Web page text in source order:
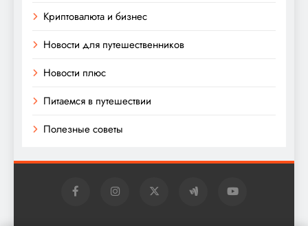
Криптовалюта и бизнес
Новости для путешественников
Новости плюс
Питаемся в путешествии
Полезные советы